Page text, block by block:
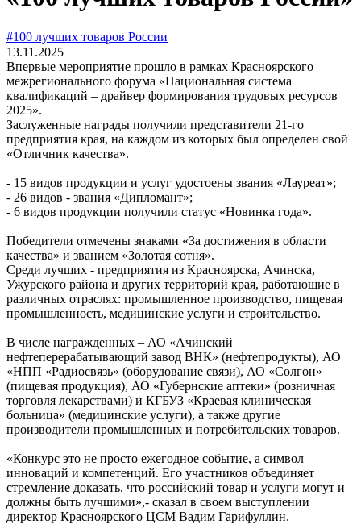
#100 лучших товаров России
13.11.2025
Впервые мероприятие прошло в рамках Красноярского
межрегионального форума «Национальная система
квалификаций – драйвер формирования трудовых ресурсов
2025».
Заслуженные награды получили представители 21-го
предприятия края, на каждом из которых был определен свой
«Отличник качества».
- 15 видов продукции и услуг удостоены звания «Лауреат»;
- 26 видов - звания «Дипломант»;
- 6 видов продукции получили статус «Новинка года».
Победители отмечены знаками «За достижения в области
качества» и званием «Золотая сотня».
Среди лучших - предприятия из Красноярска, Ачинска,
Ужурского района и других территорий края, работающие в
различных отраслях: промышленное производство, пищевая
промышленность, медицинские услуги и строительство.
В числе награжденных – АО «Ачинский
нефтеперерабатывающий завод ВНК» (нефтепродукты), АО
«НПП «Радиосвязь» (оборудование связи), АО «Солгон»
(пищевая продукция), АО «Губернские аптеки» (розничная
торговля лекарствами) и КГБУЗ «Краевая клиническая
больница» (медицинские услуги), а также другие
производители промышленных и потребительских товаров.
«Конкурс это не просто ежегодное событие, а символ
инноваций и компетенций. Его участников объединяет
стремление доказать, что российский товар и услуги могут и
должны быть лучшими»,- сказал в своем выступлении
директор Красноярского ЦСМ Вадим Гарифуллин.